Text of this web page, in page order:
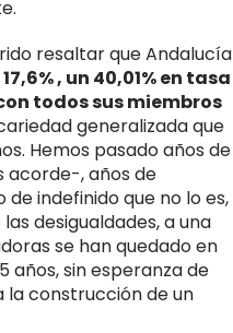
resaltar que Andalucía
17,6% , un 40,01% en tasa
todos sus miembros
generalizada que
Hemos pasado años de
acorde-, años de
indefinido que no lo es,
desigualdades, a una
se han quedado en
años, sin esperanza de
la construcción de un